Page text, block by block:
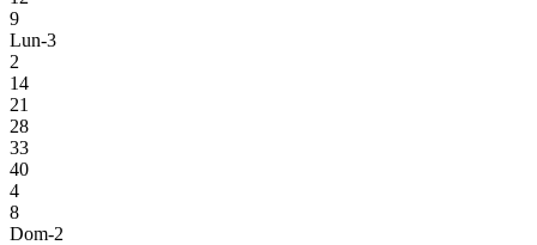
9
Lun-3
2
14
21
28
33
40
4
8
Dom-2